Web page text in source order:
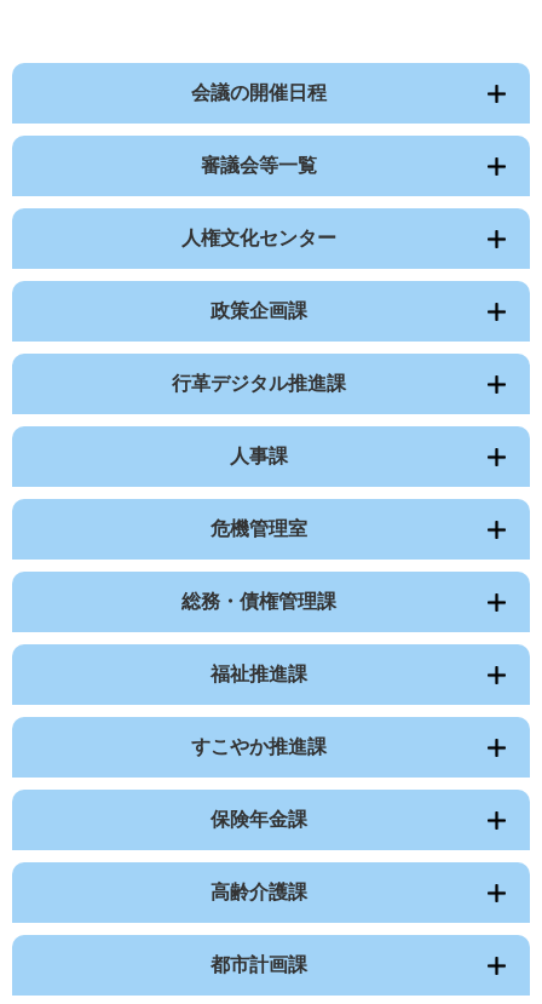
会議の開催日程
審議会等一覧
人権文化センター
政策企画課
行革デジタル推進課
人事課
危機管理室
総務・債権管理課
福祉推進課
すこやか推進課
保険年金課
高齢介護課
都市計画課